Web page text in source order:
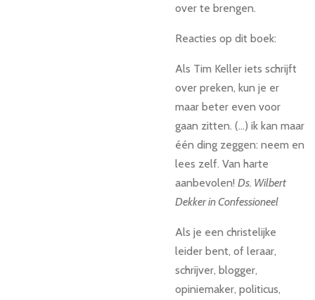
over te brengen.
Reacties op dit boek:
Als Tim Keller iets schrijft
over preken, kun je er
maar beter even voor
gaan zitten. (...) ik kan maar
één ding zeggen: neem en
lees zelf. Van harte
aanbevolen! Ds. Wilbert
Dekker in Confessioneel
Als je een christelijke
leider bent, of leraar,
schrijver, blogger,
opiniemaker, politicus,